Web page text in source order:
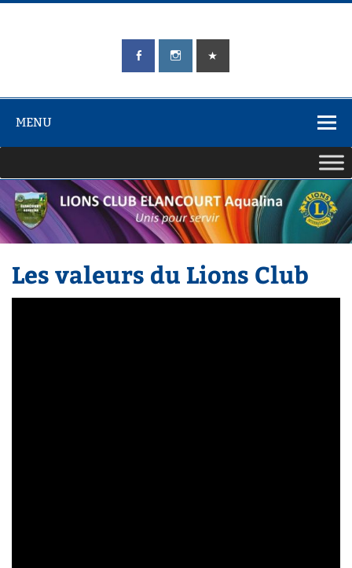
Skip
LIONS CLUB
ÉLANCOURT
MENU
Les valeurs du Lions Club